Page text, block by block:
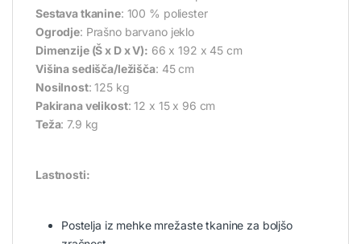
Sestava tkanine: 100 % poliester
Ogrodje: Prašno barvano jeklo
Dimenzije (Š x D x V): 66 x 192 x 45 cm
Višina sedišča/ležišča: 45 cm
Nosilnost: 125 kg
Pakirana velikost: 12 x 15 x 96 cm
Teža: 7.9 kg
Lastnosti:
Postelja iz mehke mrežaste tkanine za boljšo